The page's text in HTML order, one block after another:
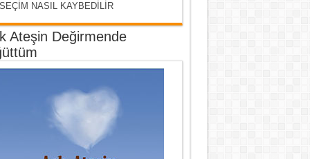
NASIL KAYBEDİLİR
Ateşin Değirmende